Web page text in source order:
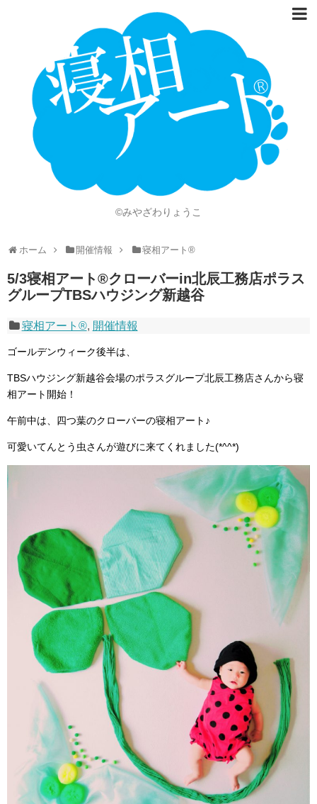
©みやざわりょうこ
ホーム 開催情報 寝相アート®
5/3寝相アート®︎クローバーin北辰工務店ポラス
グループTBSハウジング新越谷
寝相アート®, 開催情報
ゴールデンウィーク後半は、
TBSハウジング新越谷会場のポラスグループ北辰工務店さんから寝
相アート開始！
午前中は、四つ葉のクローバーの寝相アート♪
可愛いてんとう虫さんが遊びに来てくれました(*^^*)
Language
開催情報
動画
ニュース
知的財産権